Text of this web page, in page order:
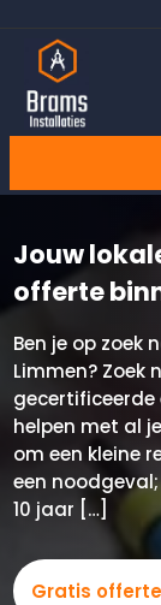
Jouw
offerte
Ben je op zoek
Limmen? Zoek
helpen met al
om een kleine
een
10 jaar […]
Gratis